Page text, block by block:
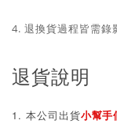
4. 退換貨過程皆需錄
退貨說明
1. 本公司出貨小幫手